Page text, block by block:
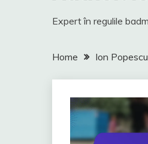
Expert în regulile
Home Ion Popescu